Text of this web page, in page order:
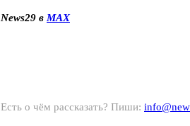
News29 в MAX
Есть о чём рассказать? Пиши: